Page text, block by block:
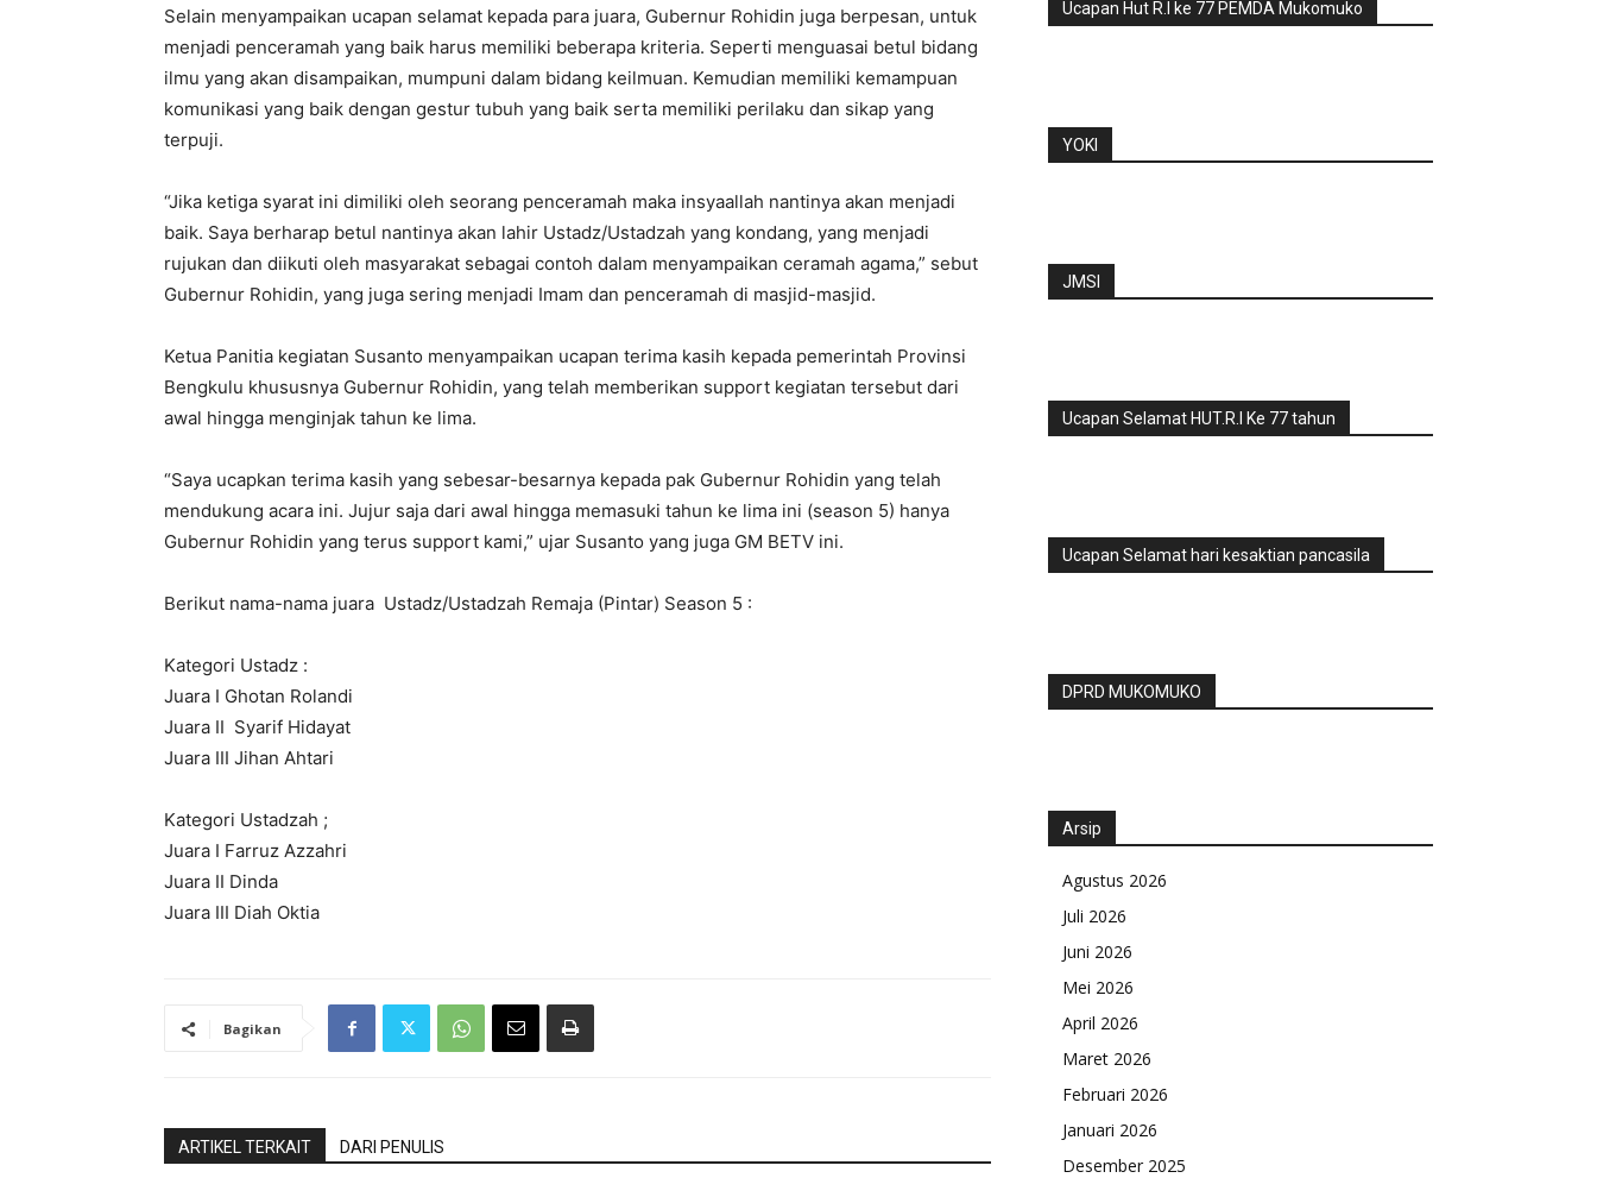
Selain menyampaikan ucapan selamat kepada para juara, Gubernur Rohidin juga berpesan, untuk
menjadi penceramah yang baik harus memiliki beberapa kriteria. Seperti menguasai betul bidang
ilmu yang akan disampaikan, mumpuni dalam bidang keilmuan. Kemudian memiliki kemampuan
komunikasi yang baik dengan gestur tubuh yang baik serta memiliki perilaku dan sikap yang
terpuji.
“Jika ketiga syarat ini dimiliki oleh seorang penceramah maka insyaallah nantinya akan menjadi
baik. Saya berharap betul nantinya akan lahir Ustadz/Ustadzah yang kondang, yang menjadi
rujukan dan diikuti oleh masyarakat sebagai contoh dalam menyampaikan ceramah agama,” sebut
Gubernur Rohidin, yang juga sering menjadi Imam dan penceramah di masjid-masjid.
Ketua Panitia kegiatan Susanto menyampaikan ucapan terima kasih kepada pemerintah Provinsi
Bengkulu khususnya Gubernur Rohidin, yang telah memberikan support kegiatan tersebut dari
awal hingga menginjak tahun ke lima.
“Saya ucapkan terima kasih yang sebesar-besarnya kepada pak Gubernur Rohidin yang telah
mendukung acara ini. Jujur saja dari awal hingga memasuki tahun ke lima ini (season 5) hanya
Gubernur Rohidin yang terus support kami,” ujar Susanto yang juga GM BETV ini.
Berikut nama-nama juara Ustadz/Ustadzah Remaja (Pintar) Season 5 :
Kategori Ustadz :
Juara I Ghotan Rolandi
Juara II Syarif Hidayat
Juara III Jihan Ahtari
Kategori Ustadzah ;
Juara I Farruz Azzahri
Juara II Dinda
Juara III Diah Oktia
Bagikan
ARTIKEL TERKAIT DARI PENULIS
Ucapan Hut R.I ke 77 PEMDA Mukomuko
YOKI
JMSI
Ucapan Selamat HUT.R.I Ke 77 tahun
Ucapan Selamat hari kesaktian pancasila
DPRD MUKOMUKO
Arsip
Agustus 2026
Juli 2026
Juni 2026
Mei 2026
April 2026
Maret 2026
Februari 2026
Januari 2026
Desember 2025